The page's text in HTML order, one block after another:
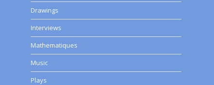
Drawings
Interviews
Mathematiques
Music
Plays